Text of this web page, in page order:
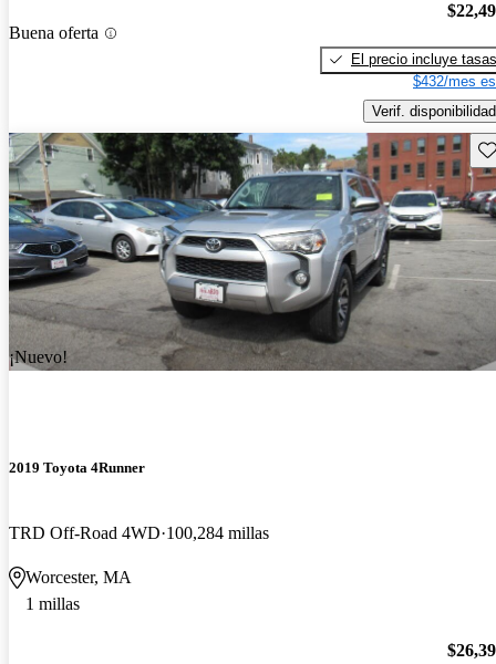
Buena oferta
El precio incluye tasas
$432/mes
Verif. disponibilidad
¡Nuevo!
2019 Toyota 4Runner
TRD Off-Road 4WD 100,284 millas
Worcester, MA
1 millas